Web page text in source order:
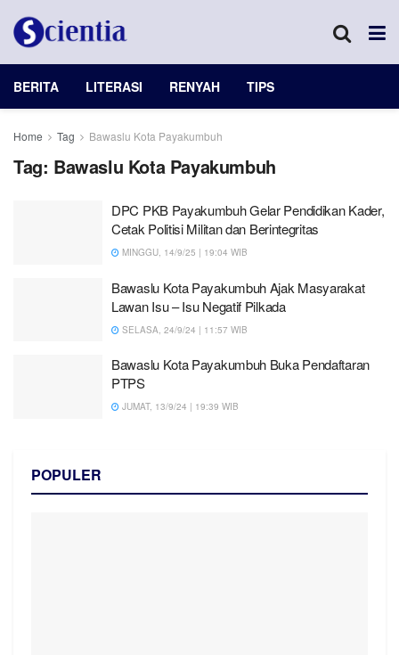
BERITA LITERASI RENYAH TIPS
Home Tag Bawaslu Kota Payakumbuh
Tag: Bawaslu Kota Payakumbuh
DPC PKB Payakumbuh Gelar Pendidikan Kader,
Cetak Politisi Militan dan Berintegritas
MINGGU, 14/9/25 | 19:04 WIB
Bawaslu Kota Payakumbuh Ajak Masyarakat
Lawan Isu – Isu Negatif Pilkada
SELASA, 24/9/24 | 11:57 WIB
Bawaslu Kota Payakumbuh Buka Pendaftaran
PTPS
JUMAT, 13/9/24 | 19:39 WIB
POPULER